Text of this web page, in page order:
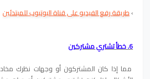
›طريقة رفع الفيديو على قناة اليوتيوب للمبتدئين
6. خطأ تشتري مشتركين
مما إذا كان المشتركون أو وجهات نظرك